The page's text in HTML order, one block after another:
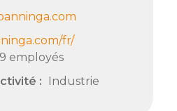
fr/
employés
: Industrie